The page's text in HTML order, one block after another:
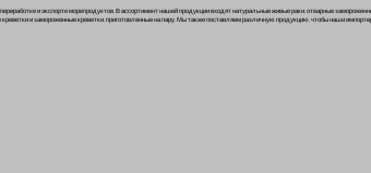
и экспорте морепродуктов. В ассортимент нашей продукции входят натуральные живые раки, отварные
и замороженные креветки, приготовленные на пару. Мы также поставляем различную продукцию, чтобы наши